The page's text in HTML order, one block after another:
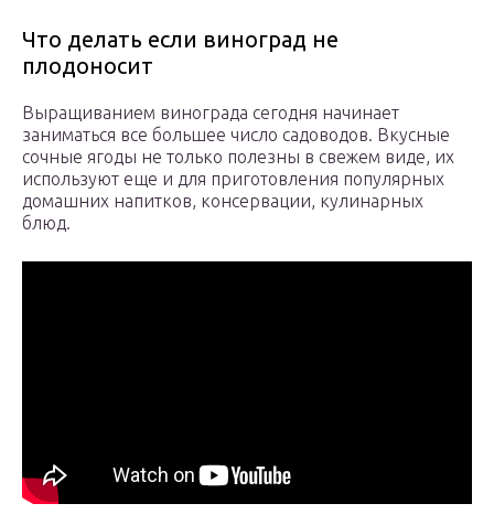
Что делать если виноград не
плодоносит
Выращиванием винограда сегодня начинает
заниматься все большее число садоводов. Вкусные
сочные ягоды не только полезны в свежем виде, их
используют еще и для приготовления популярных
домашних напитков, консервации, кулинарных
блюд.